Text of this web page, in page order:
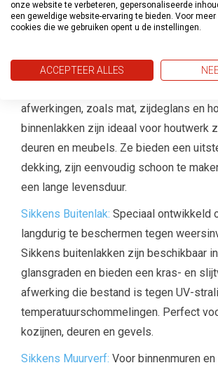
Of je nu muren, houtwerk, metaal of
schilderen, Sikkens heeft een product
Sikkens Binnenlak: Deze hoogwaardige
afwerkingen, zoals mat, zijdeglans en
binnenlakken zijn ideaal voor houtwerk
deuren en meubels. Ze bieden een
dekking, zijn eenvoudig schoon te
een lange levensduur.
Sikkens Buitenlak: Speciaal ontwikkeld
langdurig te beschermen tegen
Sikkens buitenlakken zijn beschikbaar
glansgraden en bieden een kras- en
afwerking die bestand is tegen UV-
temperatuurschommelingen. Perfect
kozijnen, deuren en gevels.
Sikkens Muurverf: Voor binnenmuren
onze website te verbeteren, gepersonaliseerde
een geweldige website-ervaring te bieden. Voor
cookies die we gebruiken opent u de instellingen.
ACCEPTEER ALLES